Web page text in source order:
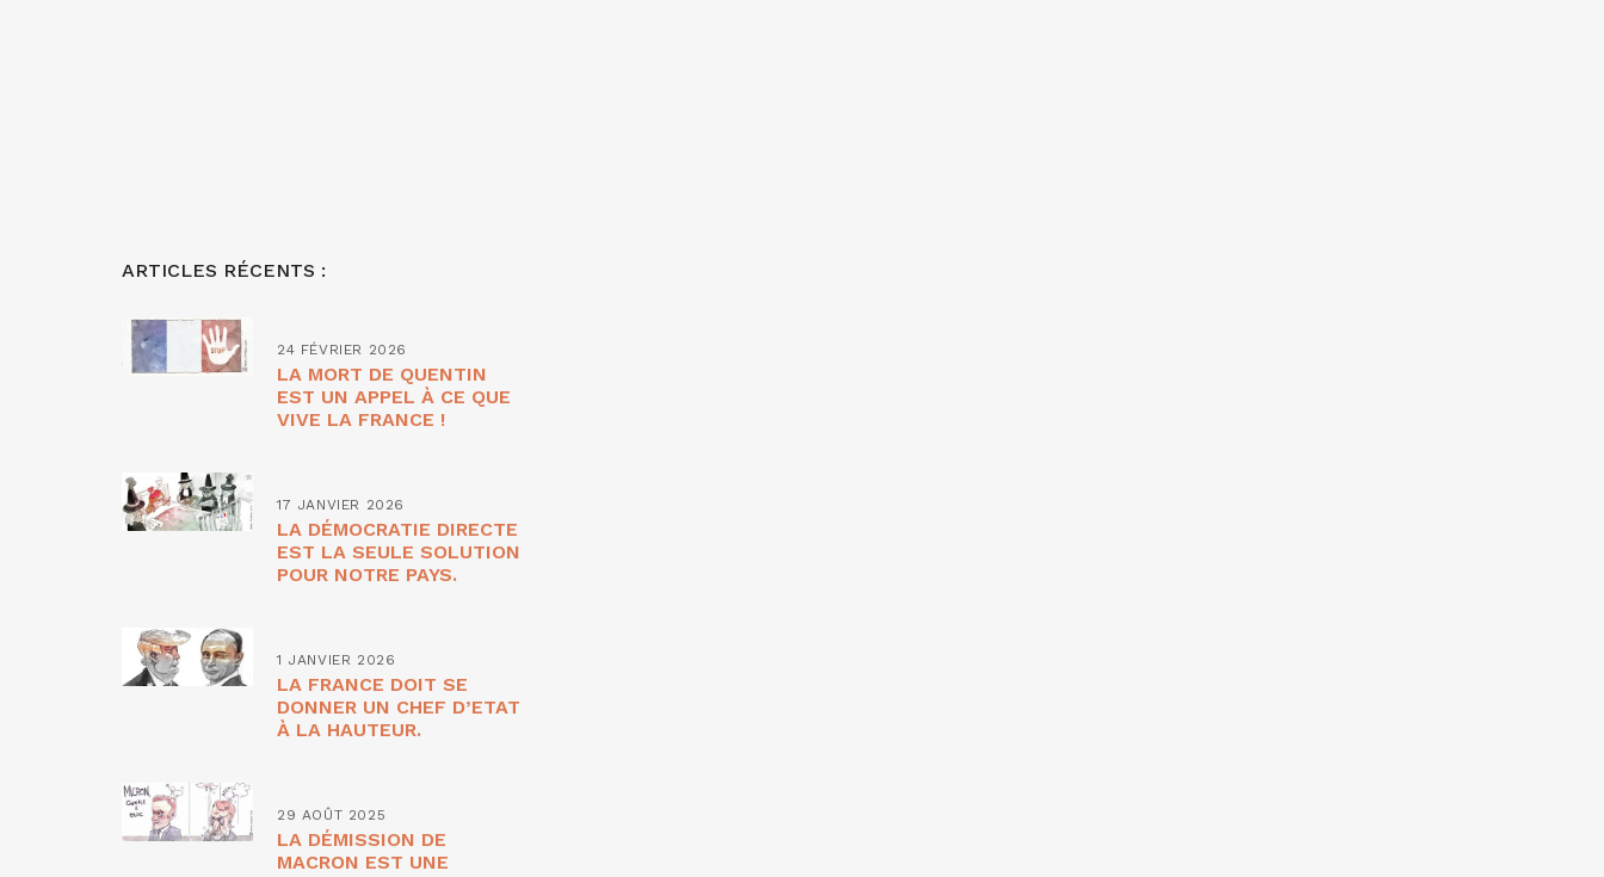
ARTICLES RÉCENTS :
24 FÉVRIER 2026
LA MORT DE QUENTIN
EST UN APPEL À CE QUE
VIVE LA FRANCE !
17 JANVIER 2026
LA DÉMOCRATIE DIRECTE
EST LA SEULE SOLUTION
POUR NOTRE PAYS.
1 JANVIER 2026
LA FRANCE DOIT SE
DONNER UN CHEF D’ETAT
À LA HAUTEUR.
29 AOÛT 2025
LA DÉMISSION DE
MACRON EST UNE